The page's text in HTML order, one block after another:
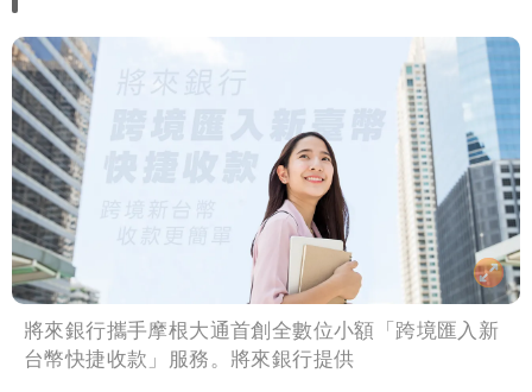
將來銀行攜手摩根大通首創全數位小額「跨境匯入新
台幣快捷收款」服務。將來銀行提供